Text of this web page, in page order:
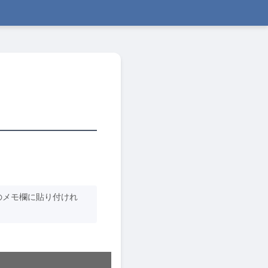
メモ欄に貼り付けれ